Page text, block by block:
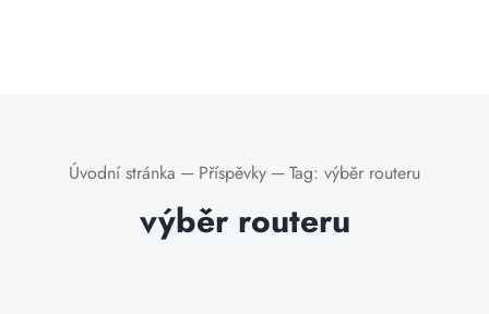
Úvodní stránka ─ Příspěvky ─ Tag: výběr routeru
výběr routeru